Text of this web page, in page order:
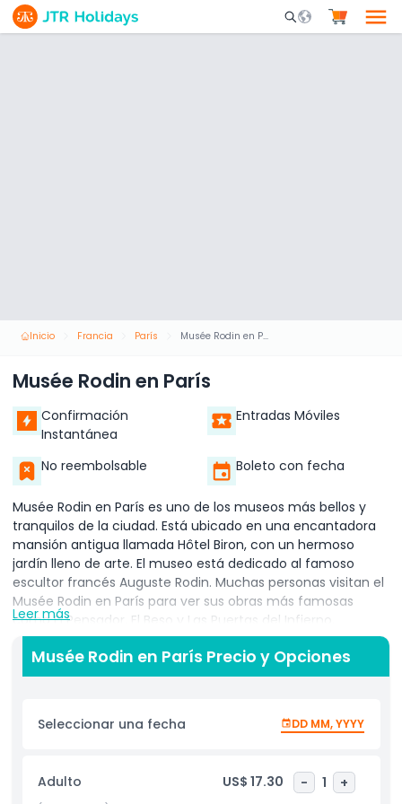
Mobile Search
Inicio Francia París Musée Rodin en París
Musée Rodin en París
Confirmación
Instantánea
Entradas Móviles
No reembolsable Boleto con fecha
Musée Rodin en París es uno de los museos más bellos y
tranquilos de la ciudad. Está ubicado en una encantadora
mansión antigua llamada Hôtel Biron, con un hermoso
jardín lleno de arte. El museo está dedicado al famoso
escultor francés Auguste Rodin. Muchas personas visitan el
Musée Rodin en París para ver sus obras más famosas
como El Pensador, El Beso y Las Puertas del Infierno.
Cuando visitas el Musée Rodin en París, puedes explorar
tanto el interior de la mansión como el jardín de esculturas
Afuera, puedes caminar entre hermosos árboles y flores
Esto hace que el Musée Rodin en París sea un lugar muy
relajante e inspirador para visitar.
Leer más
Musée Rodin en París Precio y Opciones
Seleccionar una fecha DD MM, YYYY
Adulto US$ 17.30 - 1 +